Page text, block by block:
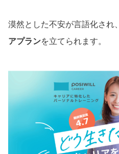
漠然とした不安が言語化され、
アプランを立てられます。